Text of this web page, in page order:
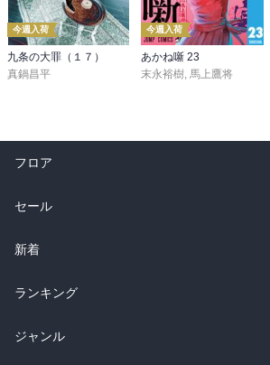
今週入荷
九条の大罪（１７）
真鍋昌平
今週入荷
あかね噺 23
末永裕樹, 馬上鷹将
フロア
総合
ラノベ
雑誌・グラビア
BL・TL
セール
総合
ラノベ
雑誌・グラビア
新着
総合
ラノベ
ランキング
総合
ジャンル